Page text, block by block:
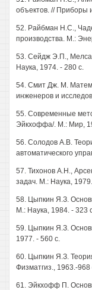
объектов. // Приборы
52. Райбман Н.С.,
производства. М.:
53. Сейдж Э.П.,
Наука, 1974. - 280 с.
54. Смит Дж. М.
инженеров и
55. Современные
Эйкхоффа/. М.: Мир,
56. Солодов A.B.
автоматического
57. Тихонов А.Н.,
задач. М.: Наука,
58. Цыпкин Я.З.
М.: Наука, 1984. - 323
59. Цыпкин Я.З.
1977. - 560 с.
60. Цыпкин Я.З.
Физматгиз., 1963.-968
61. Эйкхофф П.